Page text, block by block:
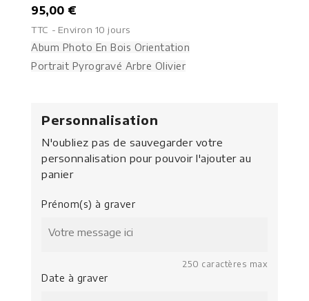
95,00 €
TTC Environ 10 jours
Abum Photo En Bois Orientation
Portrait Pyrogravé Arbre Olivier
Personnalisation
N'oubliez pas de sauvegarder votre
personnalisation pour pouvoir l'ajouter au
panier
Prénom(s) à graver
250 caractères max
Date à graver